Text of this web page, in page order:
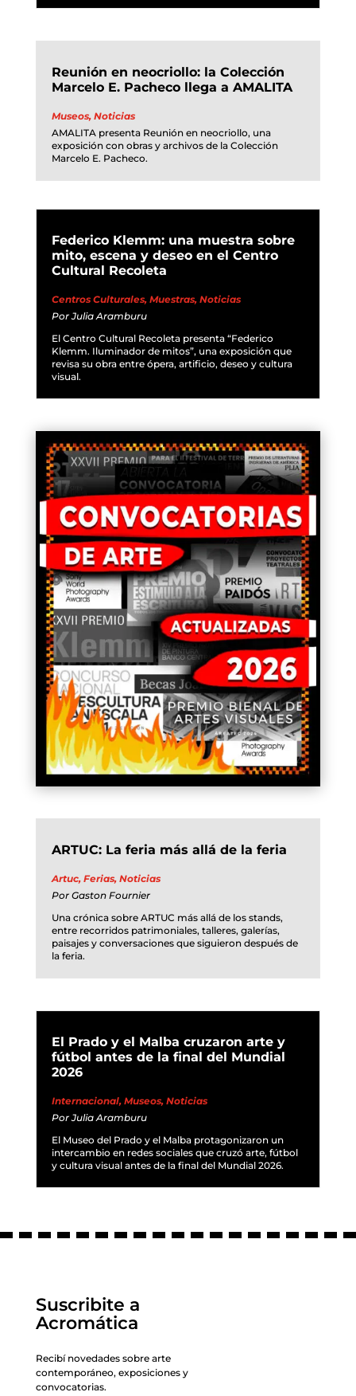
Reunión en neocriollo: la Colección
Marcelo E. Pacheco llega a AMALITA
Museos, Noticias
AMALITA presenta Reunión en neocriollo, una
exposición con obras y archivos de la Colección
Marcelo E. Pacheco.
Federico Klemm: una muestra sobre
mito, escena y deseo en el Centro
Cultural Recoleta
Centros Culturales, Muestras, Noticias
PorJulia Aramburu
El Centro Cultural Recoleta presenta “Federico
Klemm. Iluminador de mitos”, una exposición que
revisa su obra entre ópera, artificio, deseo y cultura
visual.
ARTUC: La feria más allá de la feria
Artuc, Ferias, Noticias
Por Gaston Fournier
Una crónica sobre ARTUC más allá de los stands,
entre recorridos patrimoniales, talleres, galerías,
paisajes y conversaciones que siguieron después de
la feria.
El Prado y el Malba cruzaron arte y
fútbol antes de la final del Mundial
2026
Internacional, Museos, Noticias
PorJulia Aramburu
El Museo del Prado y el Malba protagonizaron un
intercambio en redes sociales que cruzó arte, fútbol
y cultura visual antes de la final del Mundial 2026.
Suscribite a
Acromática
Recibí novedades sobre arte
contemporáneo, exposiciones y
convocatorias.